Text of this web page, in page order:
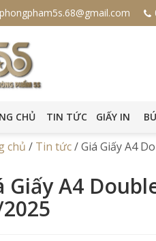
CHỦ TIN TỨC GIẤY IN
chủ / Tin tức/Giá Giấy A4
Giấy A4